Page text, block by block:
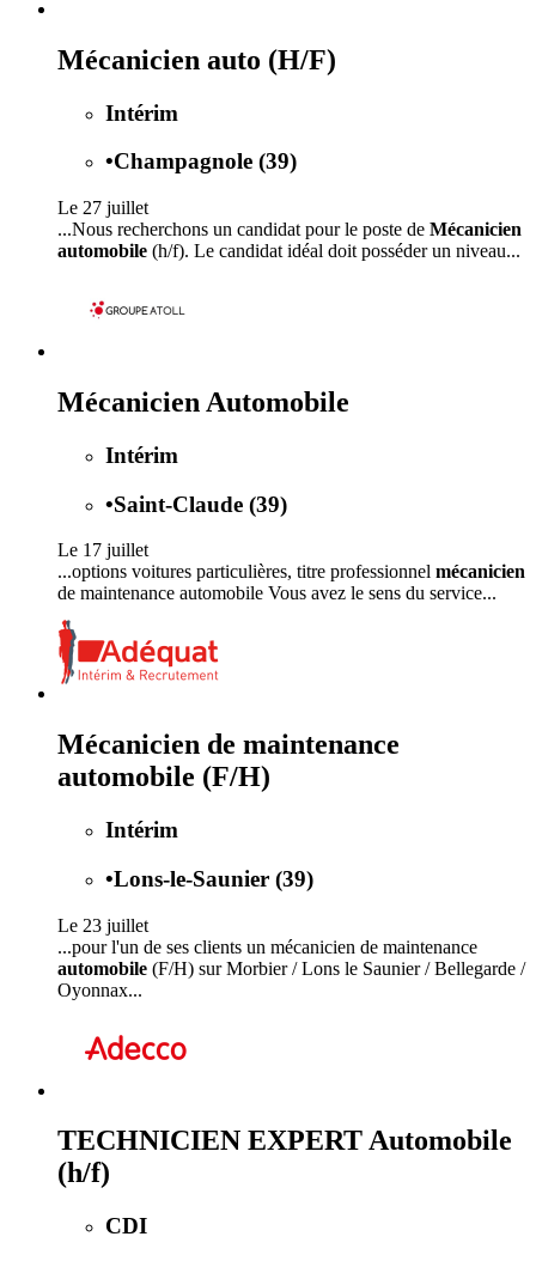
Mécanicien auto (H/F)
Intérim
•Champagnole (39)
Le 27 juillet
...Nous recherchons un candidat pour le poste de Mécanicien
automobile (h/f). Le candidat idéal doit posséder un niveau...
Mécanicien Automobile
Intérim
•Saint-Claude (39)
Le 17 juillet
...options voitures particulières, titre professionnel mécanicien
de maintenance automobile Vous avez le sens du service...
Mécanicien de maintenance
automobile (F/H)
Intérim
•Lons-le-Saunier (39)
Le 23 juillet
...pour l'un de ses clients un mécanicien de maintenance
automobile (F/H) sur Morbier / Lons le Saunier / Bellegarde /
Oyonnax...
TECHNICIEN EXPERT Automobile
(h/f)
CDI